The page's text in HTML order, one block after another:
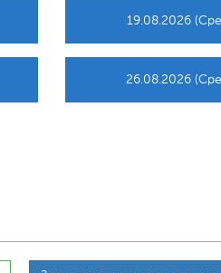
19.08.2026
26.08.2026